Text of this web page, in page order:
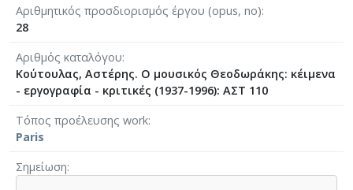
Αριθμητικός προσδιορισμός έργου (opus, no)
28
Αριθμός καταλόγου
Κούτουλας, Αστέρης. Ο μουσικός Θεοδωράκης: κέιμενα
- εργογραφία - κριτικές (1937-1996): ΑΣΤ 110
Τόπος προέλευσης work
Paris
Σημείωση